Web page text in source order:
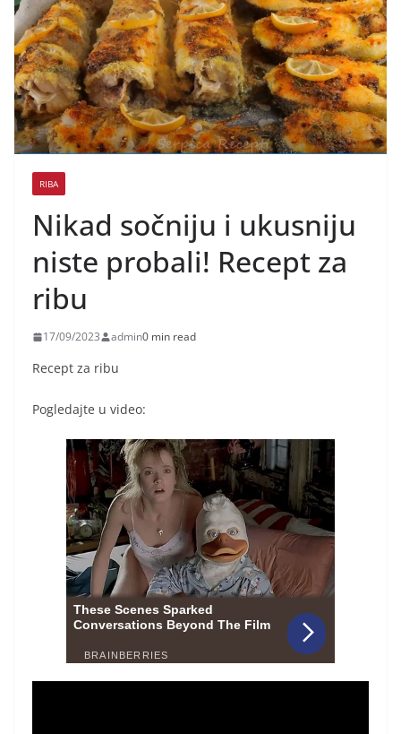
RIBA
Nikad sočniju i ukusniju
niste probali! Recept za
ribu
17/09/2023 admin0 min read
Recept za ribu
Pogledajte u video: